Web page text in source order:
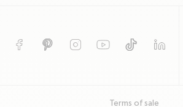
FacebookPinterestInstagramYouTube TikTok
Terms of sale